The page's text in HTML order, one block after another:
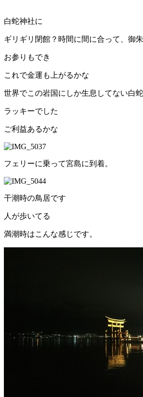
白蛇神社に
ギリギリ閉館？時間に間に合って、御
お参りもでき
これで金運も上がるかな
世界でこの岩国にしか生息してない白
ラッキーでした
ご利益あるかな
フェリーに乗って宮島に到着。
干潮時の鳥居です
人が歩いてる
満潮時はこんな感じです。